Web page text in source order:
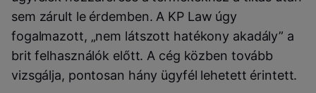
sem zárult le érdemben. A KP Law úgy
fogalmazott, „nem látszott hatékony akadály” a
brit felhasználók előtt. A cég közben tovább
vizsgálja, pontosan hány ügyfél lehetett érintett.